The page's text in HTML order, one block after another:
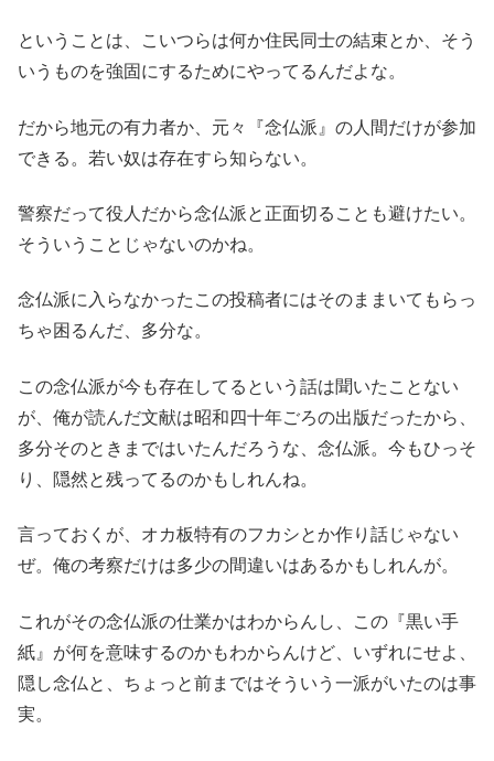
ということは、こいつらは何か住民同士の結束とか、そう
いうものを強固にするためにやってるんだよな。
だから地元の有力者か、元々『念仏派』の人間だけが参加
できる。若い奴は存在すら知らない。
警察だって役人だから念仏派と正面切ることも避けたい。
そういうことじゃないのかね。
念仏派に入らなかったこの投稿者にはそのままいてもらっ
ちゃ困るんだ、多分な。
この念仏派が今も存在してるという話は聞いたことない
が、俺が読んだ文献は昭和四十年ごろの出版だったから、
多分そのときまではいたんだろうな、念仏派。今もひっそ
り、隠然と残ってるのかもしれんね。
言っておくが、オカ板特有のフカシとか作り話じゃない
ぜ。俺の考察だけは多少の間違いはあるかもしれんが。
これがその念仏派の仕業かはわからんし、この『黒い手
紙』が何を意味するのかもわからんけど、いずれにせよ、
隠し念仏と、ちょっと前まではそういう一派がいたのは事
実。